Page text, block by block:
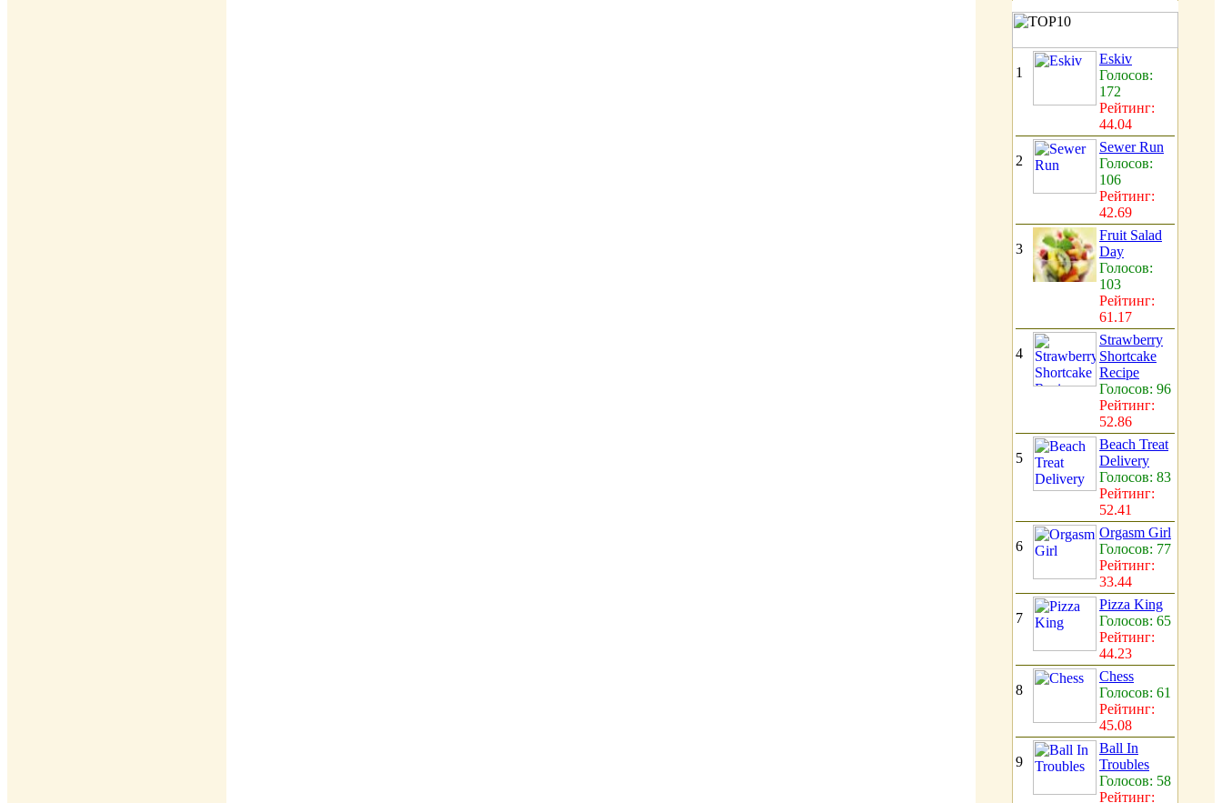
1
Eskiv
Голосов:
172
Рейтинг:
44.04
2
Sewer Run
Голосов:
106
Рейтинг:
42.69
3
Fruit Salad
Day
Голосов:
103
Рейтинг:
61.17
4
Strawberry
Shortcake
Recipe
Голосов: 96
Рейтинг:
52.86
5
Beach Treat
Delivery
Голосов: 83
Рейтинг:
52.41
6
Orgasm Girl
Голосов: 77
Рейтинг:
33.44
7
Pizza King
Голосов: 65
Рейтинг:
44.23
8
Chess
Голосов: 61
Рейтинг:
45.08
9
Ball In
Troubles
Голосов: 58
Рейтинг: